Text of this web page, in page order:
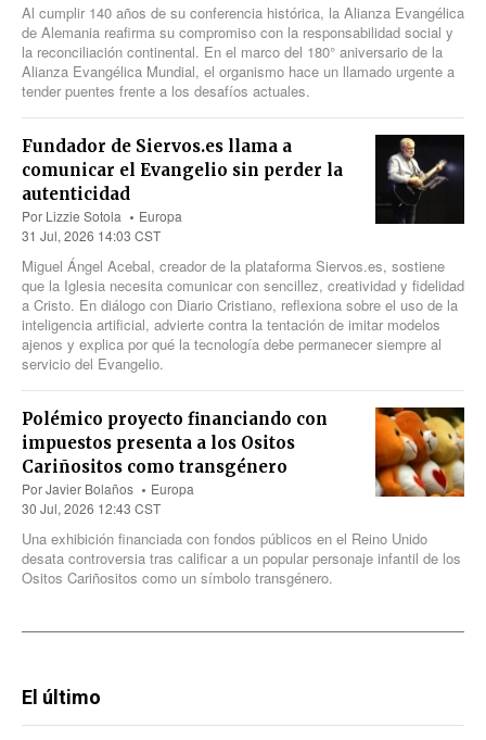
Al cumplir 140 años de su conferencia histórica, la Alianza Evangélica
de Alemania reafirma su compromiso con la responsabilidad social y
la reconciliación continental. En el marco del 180° aniversario de la
Alianza Evangélica Mundial, el organismo hace un llamado urgente a
tender puentes frente a los desafíos actuales.
Fundador de Siervos.es llama a
comunicar el Evangelio sin perder la
autenticidad
Por Lizzie Sotola
Europa
31 Jul, 2026 14:03 CST
Miguel Ángel Acebal, creador de la plataforma Siervos.es, sostiene
que la Iglesia necesita comunicar con sencillez, creatividad y fidelidad
a Cristo. En diálogo con Diario Cristiano, reflexiona sobre el uso de la
inteligencia artificial, advierte contra la tentación de imitar modelos
ajenos y explica por qué la tecnología debe permanecer siempre al
servicio del Evangelio.
Polémico proyecto financiando con
impuestos presenta a los Ositos
Cariñositos como transgénero
PorJavier Bolaños
Europa
30 Jul, 2026 12:43 CST
Una exhibición financiada con fondos públicos en el Reino Unido
desata controversia tras calificar a un popular personaje infantil de los
Ositos Cariñositos como un símbolo transgénero.
El último